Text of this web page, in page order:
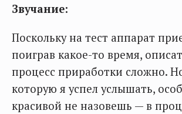
Звучание:
Поскольку на тест аппарат
поиграв какое-то время,
процесс приработки сложно.
которую я успел услышать,
красивой не назовешь — в